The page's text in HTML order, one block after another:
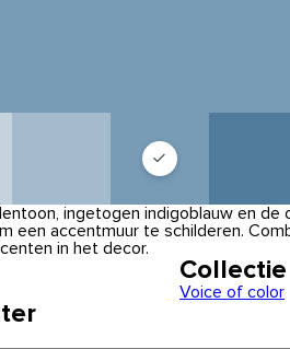
ingetogen indigoblauw en de
een accentmuur te schilderen.
in het decor.
Collectie
Voice of color